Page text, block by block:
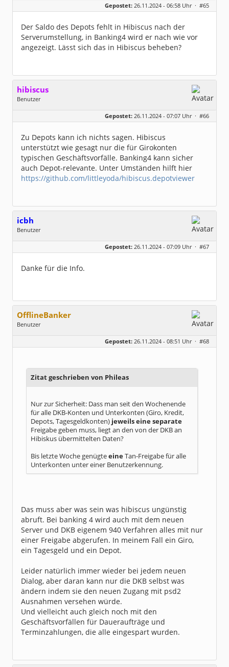
Dabei seit:
05 / 2020
Gepostet: 26.11.2024 - 06:58 Uhr · #65
Der Saldo des Depots fehlt in Hibiscus nach der
Serverumstellung, in Banking4 wird er nach wie vor
angezeigt. Lässt sich das in Hibiscus beheben?
hibiscus
Benutzer
Homepage:
willuhn.de/
Dabei seit:
03 / 2005
Gepostet: 26.11.2024 - 07:07 Uhr · #66
Zu Depots kann ich nichts sagen. Hibiscus
unterstützt wie gesagt nur die für Girokonten
typischen Geschäftsvorfälle. Banking4 kann sicher
auch Depot-relevante. Unter Umständen hilft hier
https://github.com/littleyoda/hibiscus.depotviewer
icbh
Benutzer
Geschlecht:
keine Angabe
Dabei seit:
05 / 2020
Gepostet: 26.11.2024 - 07:09 Uhr · #67
Danke für die Info.
OfflineBanker
Benutzer
Dabei seit:
04 / 2012
Gepostet: 26.11.2024 - 08:51 Uhr · #68
Zitat geschrieben von Phileas
Nur zur Sicherheit: Dass man seit den Wochenende
für alle DKB-Konten und Unterkonten (Giro, Kredit,
Depots, Tagesgeldkonten) jeweils eine separate
Freigabe geben muss, liegt an den von der DKB an
Hibiskus übermittelten Daten?
Bis letzte Woche genügteeineTan-Freigabe für alle
Unterkonten unter einer Benutzerkennung.
Das muss aber was sein was hibiscus ungünstig
abruft. Bei banking 4 wird auch mit dem neuen
Server und DKB eigenem 940 Verfahren alles mit nur
einer Freigabe abgerufen. In meinem Fall ein Giro,
ein Tagesgeld und ein Depot.
Leider natürlich immer wieder bei jedem neuen
Dialog, aber daran kann nur die DKB selbst was
ändern indem sie den neuen Zugang mit psd2
Ausnahmen versehen würde.
Und vielleicht auch gleich noch mit den
Geschäftsvorfällen für Daueraufträge und
Terminzahlungen, die alle eingespart wurden.